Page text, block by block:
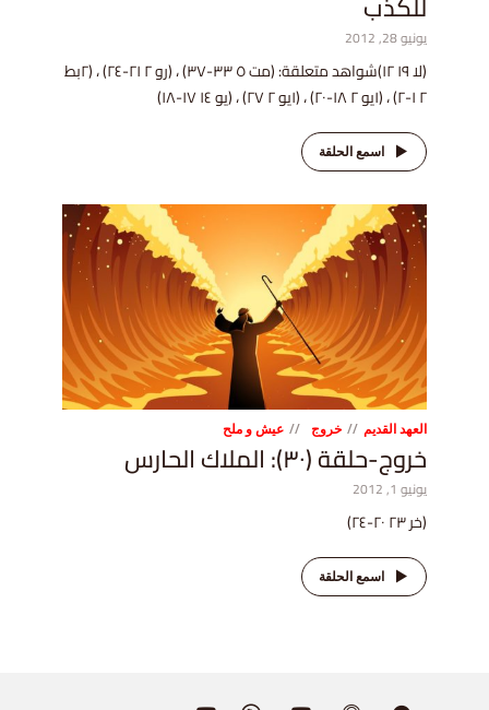
يونيو 28, 2012
(لا ١٩ ١٢)شواهد متعلقة: (مت ٥ ٣٣-٣٧) ، (رو ٢ ٢١-٢٤) ، (٢بط
٢ ١-٢) ، (١يو ٢ ١٨-٢٠) ، (١يو ٢ ٢٧) ، (يو ١٤ ١٧-١٨)
اسمع الحلقة
العهد القديم خروج عيش و ملح
خروج-حلقة (٣٠): الملاك الحارس
يونيو 1, 2012
(خر ٢٣ ٢٠-٢٤)
اسمع الحلقة